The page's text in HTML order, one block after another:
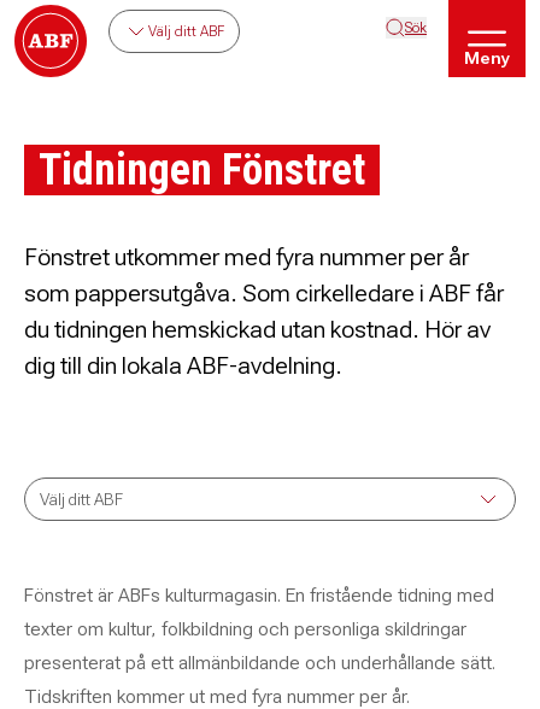
Välj ditt ABF Sök
Meny
Tidningen Fönstret
Fönstret utkommer med fyra nummer per år
som pappersutgåva. Som cirkelledare i ABF får
du tidningen hemskickad utan kostnad. Hör av
dig till din lokala ABF-avdelning.
Välj ditt ABF
Fönstret är ABFs kulturmagasin. En fristående tidning med
texter om kultur, folkbildning och personliga skildringar
presenterat på ett allmänbildande och underhållande sätt.
Tidskriften kommer ut med fyra nummer per år.